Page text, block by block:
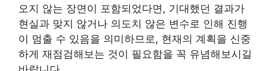
오지 않는 장면이 포함되었다면, 기대했던 결과가
현실과 맞지 않거나 의도치 않은 변수로 인해 진행
이 멈출 수 있음을 의미하므로, 현재의 계획을 신중
하게 재점검해보는 것이 필요함을 꼭 유념해보시길